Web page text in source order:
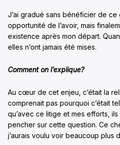
J’ai gradué sans bénéficier de ce
opportunité de l’avoir, mais
existence après mon départ.
elles n’ont jamais été mises.
Comment on l’explique?
Au cœur de cet enjeu, c’était la
comprenait pas pourquoi c’était
qu’avec ce litige et mes efforts,
pencher sur cette question. Ce
j’aurais voulu voir beaucoup plus